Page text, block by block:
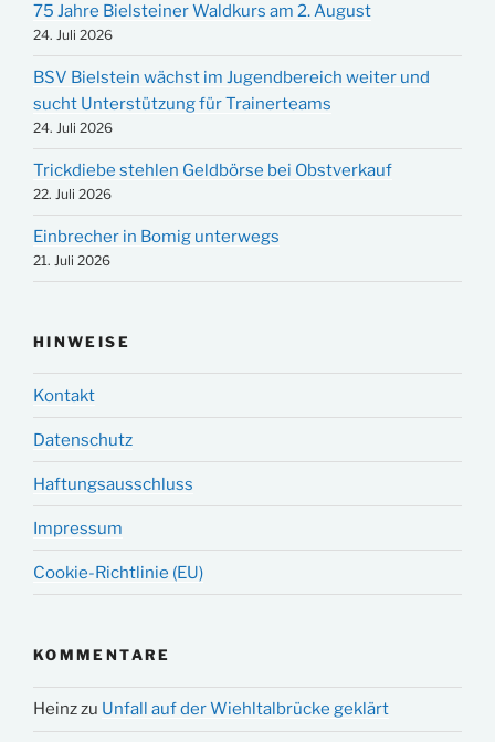
75 Jahre Bielsteiner Waldkurs am 2. August
24. Juli 2026
BSV Bielstein wächst im Jugendbereich weiter und
sucht Unterstützung für Trainerteams
24. Juli 2026
Trickdiebe stehlen Geldbörse bei Obstverkauf
22. Juli 2026
Einbrecher in Bomig unterwegs
21. Juli 2026
HINWEISE
Kontakt
Datenschutz
Haftungsausschluss
Impressum
Cookie-Richtlinie (EU)
KOMMENTARE
Heinzzu Unfall auf der Wiehltalbrücke geklärt